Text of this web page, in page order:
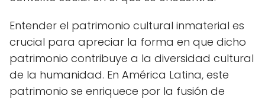
Entender el patrimonio cultural inmaterial es
crucial para apreciar la forma en que dicho
patrimonio contribuye a la diversidad cultural
de la humanidad. En América Latina, este
patrimonio se enriquece por la fusión de